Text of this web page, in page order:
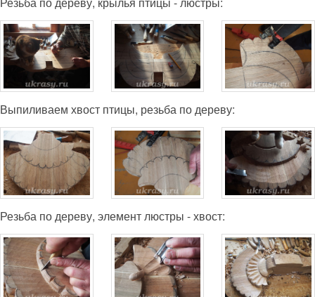
Выпиливаем хвост птицы, резьба по дереву:
Резьба по дереву, элемент люстры - хвост: